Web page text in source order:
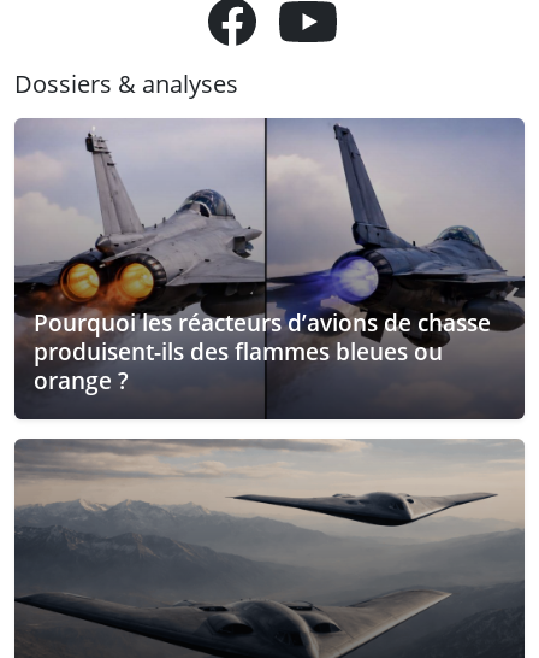
Dossiers & analyses
Pourquoi les réacteurs d’avions de chasse
produisent-ils des flammes bleues ou
orange ?